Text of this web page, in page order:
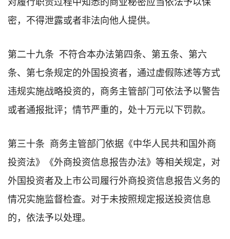
密，不得泄露或者非法向他人提供。
第二十九条 不符合本办法第四条、第五条、第六
条、第七条规定的外国投资者，通过虚假陈述等方式
违规实施战略投资的，商务主管部门可依法予以警告
或者通报批评；情节严重的，处十万元以下罚款。
第三十条 商务主管部门依据《中华人民共和国外商
投资法》《外商投资信息报告办法》等相关规定，对
外国投资者及上市公司履行外商投资信息报告义务的
情况实施监督检查。对于未按照规定报送投资信息
的，依法予以处理。